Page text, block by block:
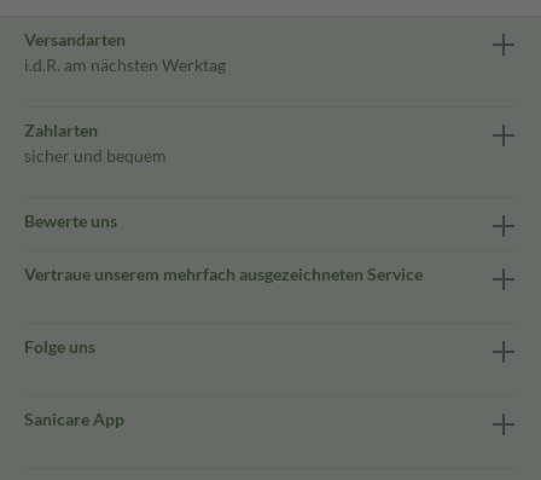
Versandarten
i.d.R. am nächsten Werktag
Zahlarten
sicher und bequem
Bewerte uns
Vertraue unserem mehrfach ausgezeichneten Service
Folge uns
Sanicare App